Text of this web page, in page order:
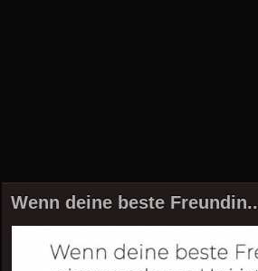
Wenn deine beste Freundin..